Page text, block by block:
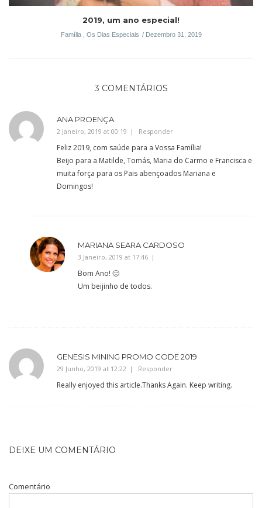
2019, um ano especial!
Família, Os Dias Especiais Dezembro 31, 2019
3 COMENTÁRIOS
ANA PROENÇA
2 Janeiro, 2019 at 00:19 Responder
Feliz 2019, com saúde para a Vossa Família!
Beijo para a Matilde, Tomás, Maria do Carmo e Francisca e
muita força para os Pais abençoados Mariana e
Domingos!
MARIANA SEARA CARDOSO
3 Janeiro, 2019 at 17:46
Bom Ano! 🙂
Um beijinho de todos.
GENESIS MINING PROMO CODE 2019
29 Junho, 2019 at 12:22 Responder
Really enjoyed this article.Thanks Again. Keep writing.
DEIXE UM COMENTÁRIO
Comentário